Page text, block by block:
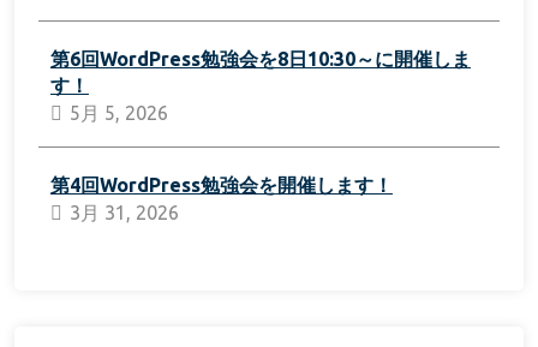
第6回WordPress勉強会を8日10:30～に開催しま
す！
5月 5, 2026
第4回WordPress勉強会を開催します！
3月 31, 2026